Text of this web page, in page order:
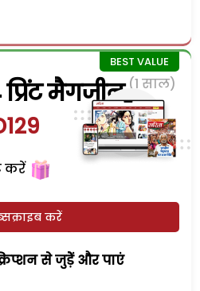
मैगजीन (1 साल)
करें
करें
से जुड़ेें और पाएं